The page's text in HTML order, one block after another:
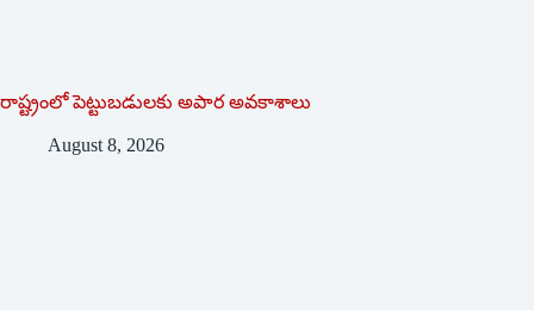
రాష్ట్రంలో పెట్టుబడులకు అపార అవకాశాలు
August 8, 2026